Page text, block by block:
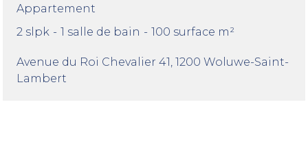
Appartement
2 slpk - 1 salle de bain - 100 surface m²
Avenue du Roi Chevalier 41 , 1200 Woluwe-Saint-
Lambert